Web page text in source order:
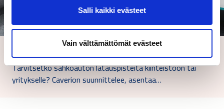
Salli kaikki evästeet
Vain välttämättömät evästeet
Sähköautonlataus kokonaispalveluna
Tarvitsetko sähköauton latauspisteitä kiinteistöön tai
yritykselle? Caverion suunnittelee, asentaa…